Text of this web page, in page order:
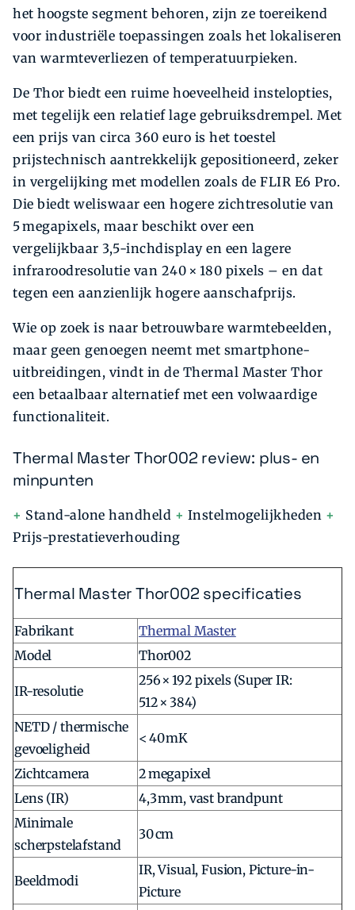
het hoogste segment behoren, zijn ze toereikend
voor industriële toepassingen zoals het lokaliseren
van warmteverliezen of temperatuurpieken.
De Thor biedt een ruime hoeveelheid instelopties,
met tegelijk een relatief lage gebruiksdrempel. Met
een prijs van circa 360 euro is het toestel
prijstechnisch aantrekkelijk gepositioneerd, zeker
in vergelijking met modellen zoals de FLIR E6 Pro.
Die biedt weliswaar een hogere zichtresolutie van
5 megapixels, maar beschikt over een
vergelijkbaar 3,5-inchdisplay en een lagere
infraroodresolutie van 240 × 180 pixels – en dat
tegen een aanzienlijk hogere aanschafprijs.
Wie op zoek is naar betrouwbare warmtebeelden,
maar geen genoegen neemt met smartphone-
uitbreidingen, vindt in de Thermal Master Thor
een betaalbaar alternatief met een volwaardige
functionaliteit.
Thermal Master Thor002 review: plus- en
minpunten
+ Stand-alone handheld + Instelmogelijkheden +
Prijs-prestatieverhouding
Thermal Master Thor002 specificaties
Fabrikant
Thermal Master
Model
Thor002
IR-resolutie
256 × 192 pixels (Super IR:
512 × 384)
NETD / thermische
gevoeligheid
< 40 mK
Zichtcamera
2 megapixel
Lens (IR)
4,3 mm, vast brandpunt
Minimale
scherpstelafstand
30 cm
Beeldmodi
IR, Visual, Fusion, Picture-in-
Picture